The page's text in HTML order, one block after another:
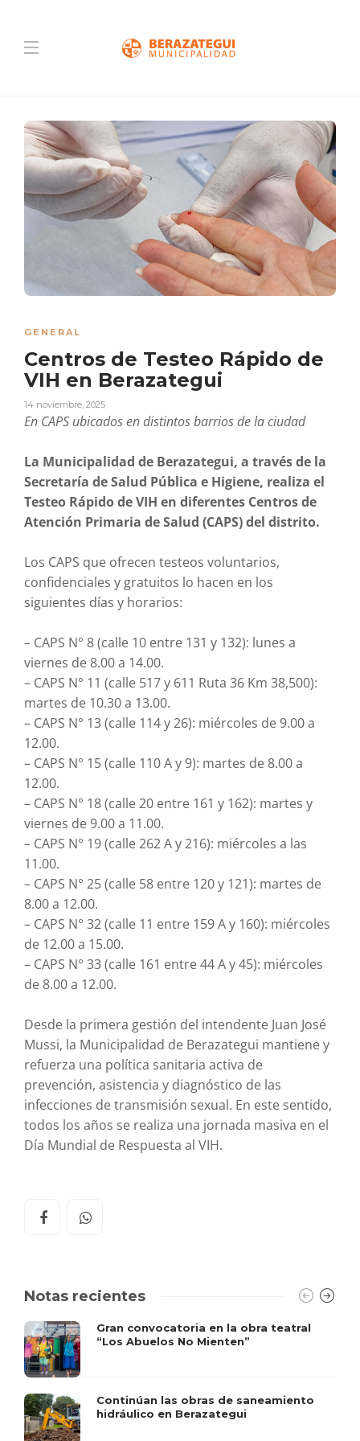
GENERAL
Centros de Testeo Rápido de
VIH en Berazategui
14 noviembre, 2025
En CAPS ubicados en distintos barrios de la ciudad
La Municipalidad de Berazategui, a través de la
Secretaría de Salud Pública e Higiene, realiza el
Testeo Rápido de VIH en diferentes Centros de
Atención Primaria de Salud (CAPS) del distrito.
Los CAPS que ofrecen testeos voluntarios,
confidenciales y gratuitos lo hacen en los
siguientes días y horarios:
– CAPS N° 8 (calle 10 entre 131 y 132): lunes a
viernes de 8.00 a 14.00.
– CAPS N° 11 (calle 517 y 611 Ruta 36 Km 38,500):
martes de 10.30 a 13.00.
– CAPS N° 13 (calle 114 y 26): miércoles de 9.00 a
12.00.
– CAPS N° 15 (calle 110 A y 9): martes de 8.00 a
12.00.
– CAPS N° 18 (calle 20 entre 161 y 162): martes y
viernes de 9.00 a 11.00.
– CAPS N° 19 (calle 262 A y 216): miércoles a las
11.00.
– CAPS N° 25 (calle 58 entre 120 y 121): martes de
8.00 a 12.00.
– CAPS N° 32 (calle 11 entre 159 A y 160): miércoles
de 12.00 a 15.00.
– CAPS N° 33 (calle 161 entre 44 A y 45): miércoles
de 8.00 a 12.00.
Desde la primera gestión del intendente Juan José
Mussi, la Municipalidad de Berazategui mantiene y
refuerza una política sanitaria activa de
prevención, asistencia y diagnóstico de las
infecciones de transmisión sexual. En este sentido,
todos los años se realiza una jornada masiva en el
Día Mundial de Respuesta al VIH.
Notas recientes
Gran convocatoria en la obra teatral
“Los Abuelos No Mienten”
Continúan las obras de saneamiento
hidráulico en Berazategui